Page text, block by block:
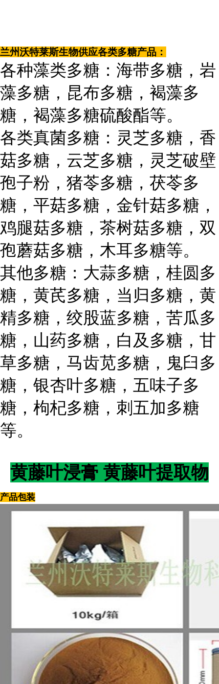
兰州沃特莱斯生物供应各类多糖产品：
各种藻类多糖：海带多糖，岩
藻多糖，昆布多糖，褐藻多
糖，褐藻多糖硫酸酯等。
各类真菌多糖：灵芝多糖，香
菇多糖，云芝多糖，灵芝破壁
孢子粉，猪苓多糖，茯苓多
糖，平菇多糖，金针菇多糖，
鸡腿菇多糖，茶树菇多糖，双
孢蘑菇多糖，木耳多糖等。
其他多糖：大蒜多糖，桂圆多
糖，黄芪多糖，当归多糖，黄
精多糖，绞股蓝多糖，苦瓜多
糖，山药多糖，白及多糖，甘
草多糖，马齿苋多糖，鬼臼多
糖，银杏叶多糖，五味子多
糖，枸杞多糖，刺五加多糖
等。
黄藤叶浸膏 黄藤叶提取物
产品包装